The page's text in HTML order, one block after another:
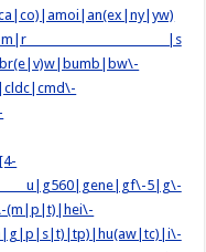
m|r |s
5|g\-
(m|p|t)|hei\-